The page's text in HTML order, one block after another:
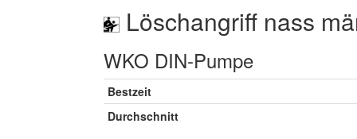
Löschangriff nass
WKO DIN-Pumpe
Bestzeit
Durchschnitt